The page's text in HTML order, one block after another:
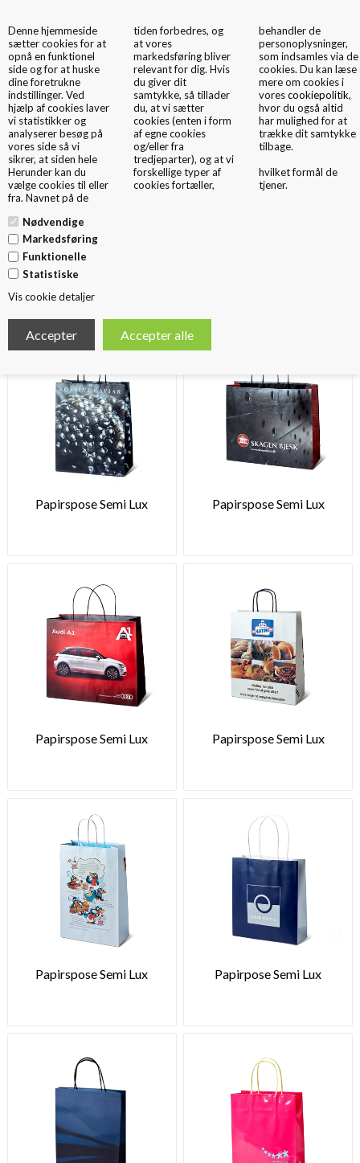
Denne hjemmeside
sætter cookies for at
opnå en funktionel
side og for at huske
dine foretrukne
indstillinger. Ved
hjælp af cookies laver
vi statistikker og
analyserer besøg på
vores side så vi
sikrer, at siden hele
tiden forbedres, og
at vores
markedsføring bliver
relevant for dig. Hvis
du giver dit
samtykke, så tillader
du, at vi sætter
cookies (enten i form
af egne cookies
og/eller fra
tredjeparter), og at vi
behandler de
personoplysninger,
som indsamles via de
cookies. Du kan læse
mere om cookies i
vorescookiepolitik,
hvor du også altid
har mulighed for at
trække dit samtykke
tilbage.
Herunder kan du
vælge cookies til eller
fra. Navnet på de
forskellige typer af
cookies fortæller,
hvilket formål de
tjener.
Nødvendige
Markedsføring
Funktionelle
Statistiske
Vis cookie detaljer
0
Papirsposer Semi Lux
Topmodellen inden for automatisk producerede papirbæreposer. Elegant
finish med ombukket kant foroven.
Mange størrelser og miljøvenlige papirkvaliteter
Op til 7 trykfarver i enten 42# flexotryk eller 60# offset. Ekstra
Derudover mulighed for relief (præg), folietryk, papbund, betrukket hank
mm.
Perfekt til tøj, sko, smykker, brugskunst, indretning, messer, kongresser,
og alle typer af produkter og ydelser, hvor design og kvalitet er
Papirspose Semi Lux Papirspose Semi Lux
Papirspose Semi Lux Papirspose Semi Lux
Papirspose Semi Lux Papirpose Semi Lux